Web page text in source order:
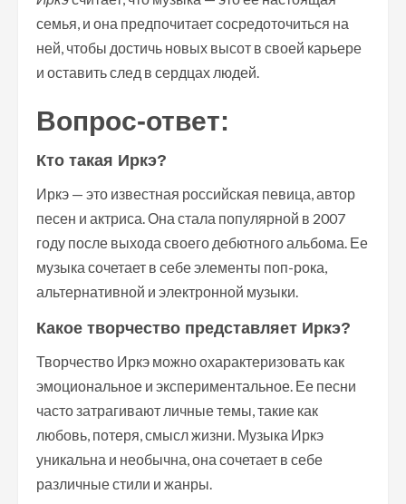
семья, и она предпочитает сосредоточиться на
ней, чтобы достичь новых высот в своей карьере
и оставить след в сердцах людей.
Вопрос-ответ:
Кто такая Иркэ?
Иркэ — это известная российская певица, автор
песен и актриса. Она стала популярной в 2007
году после выхода своего дебютного альбома. Ее
музыка сочетает в себе элементы поп-рока,
альтернативной и электронной музыки.
Какое творчество представляет Иркэ?
Творчество Иркэ можно охарактеризовать как
эмоциональное и экспериментальное. Ее песни
часто затрагивают личные темы, такие как
любовь, потеря, смысл жизни. Музыка Иркэ
уникальна и необычна, она сочетает в себе
различные стили и жанры.